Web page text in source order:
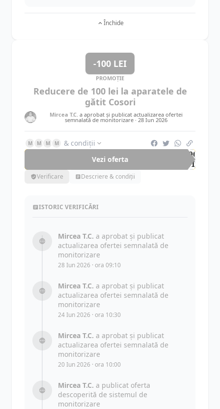
Închide
-100 LEI
PROMOȚIE
Reducere de 100 lei la aparatele de
gătit Cosori
Mircea T.C. a aprobat și publicat actualizarea ofertei
semnalată de monitorizare · 28 Iun 2026
M M M M
& condiții
Vezi oferta
-100
LEI
Verificare Descriere & condiții
ISTORIC VERIFICĂRI
Mircea T.C. a aprobat și publicat
actualizarea ofertei semnalată de
monitorizare
28 Iun 2026 · ora 09:10
Mircea T.C. a aprobat și publicat
actualizarea ofertei semnalată de
monitorizare
24 Iun 2026 · ora 10:30
Mircea T.C. a aprobat și publicat
actualizarea ofertei semnalată de
monitorizare
20 Iun 2026 · ora 10:00
Mircea T.C. a publicat oferta
descoperită de sistemul de
monitorizare